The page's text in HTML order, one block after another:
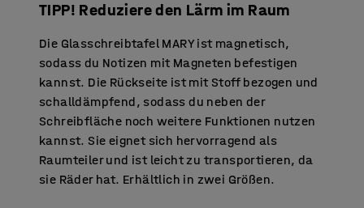
TIPP! Reduziere den Lärm im Raum
Die Glasschreibtafel MARY ist magnetisch,
sodass du Notizen mit Magneten befestigen
kannst. Die Rückseite ist mit Stoff bezogen und
schalldämpfend, sodass du neben der
Schreibfläche noch weitere Funktionen nutzen
kannst. Sie eignet sich hervorragend als
Raumteiler und ist leicht zu transportieren, da
sie Räder hat. Erhältlich in zwei Größen.